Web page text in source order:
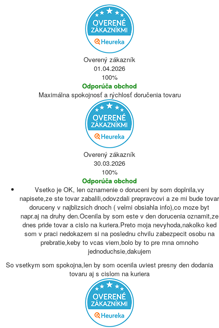
Overený zákazník
01.04.2026
100%
Odporúča obchod
Maximálna spokojnosť a rýchlosť doručenia tovaru
Overený zákazník
30.03.2026
100%
Odporúča obchod
Vsetko je OK, len oznamenie o doruceni by som doplnila,vy
napisete,ze ste tovar zabalili,odovzdali prepravcovi a ze mi bude tovar
doruceny v najblizsich dnoch ( velmi obsiahla info),co moze byt
napr.aj na druhy den.Ocenila by som este v den dorucenia oznamit,ze
dnes pride tovar a cislo na kuriera.Preto moja nevyhoda,nakolko ked
som v praci nedokazem si na poslednu chvilu zabezpecit osobu na
prebratie,keby to vcas viem,bolo by to pre mna omnoho
jednoduchsie,dakujem
So vsetkym som spokojna,len by som ocenila uviest presny den dodania
tovaru aj s cislom na kuriera